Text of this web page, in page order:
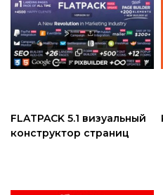
FLATPACK 5.1 визуальный
конструктор страниц